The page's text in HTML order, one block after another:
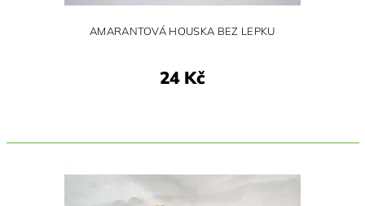
AMARANTOVÁ HOUSKA BEZ LEPKU
24 Kč